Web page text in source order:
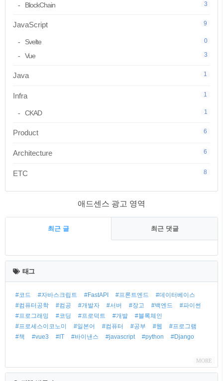
BlockChain 3
JavaScript 9
Svelte 0
Vue 3
Java 1
Infra 1
CKAD 1
Product 6
Architecture 6
ETC 8
애드센스 광고 영역
최근 글 최근 댓글
최
근
글
태그
#코드 #자바스크립트 #FastAPI #프론트엔드
#데이터베이스
#컴퓨터공학
#컴공 #개발자 #서버 #장고 #백엔드
#파이썬
#프로그래밍
#코딩 #프로덕트 #개발
#블록체인
#프로세스이코노미
#일본어 #컴퓨터 #공부 #웹
#프로그램
#책
#vue3 #IT #바이낸스 #javascript #python #Django
MORE